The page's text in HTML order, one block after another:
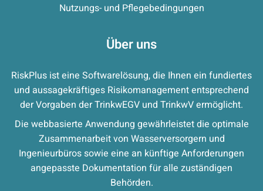
Nutzungs- und Pflegebedingungen
Über uns
RiskPlus ist eine Softwarelösung, die Ihnen ein fundiertes
und aussagekräftiges Risikomanagement entsprechend
der Vorgaben der TrinkwEGV und TrinkwV ermöglicht.
Die webbasierte Anwendung gewährleistet die optimale
Zusammenarbeit von Wasserversorgern und
Ingenieurbüros sowie eine an künftige Anforderungen
angepasste Dokumentation für alle zuständigen
Behörden.